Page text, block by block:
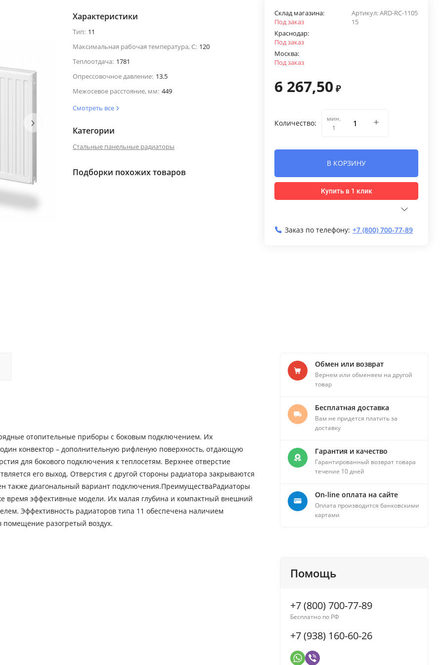
›
Характеристики
Тип: 11
Максимальная рабочая температура, С: 120
Теплоотдача: 1781
Опрессовочное давление: 13.5
Межосевое расстояние, мм: 449
Смотреть все
Категории
Стальные панельные радиаторы
Подборки похожих товаров
Артикул:ARD-RС-1105
15
Склад магазина:
Под заказ
Краснодар:
Под заказ
Москва:
Под заказ
6 267,50 ₽
Количество:
мин.
1
В КОРЗИНУ
Купить в 1 клик
Заказ по телефону: +7 (800) 700-77-89
отопительные приборы с боковым подключением. Их
конвектор – дополнительную рифленую поверхность, отдающую
для бокового подключения к теплосетям. Верхнее отверстие
его выход. Отверстия с другой стороны радиатора закрываются
также диагональный вариант подключения.ПреимуществаРадиаторы
время эффективные модели. Их малая глубина и компактный внешний
Эффективность радиаторов типа 11 обеспечена наличием
помещение разогретый воздух.
Обмен или возврат
Вернем или обменяем на другой
товар
Бесплатная доставка
Вам не придется платить за
доставку
Гарантия и качество
Гарантированный возврат товара
течение 10 дней
On-line оплата на сайте
Оплата производится банковскими
картами
Помощь
+7 (800) 700-77-89
Бесплатно по РФ
+7 (938) 160-60-26